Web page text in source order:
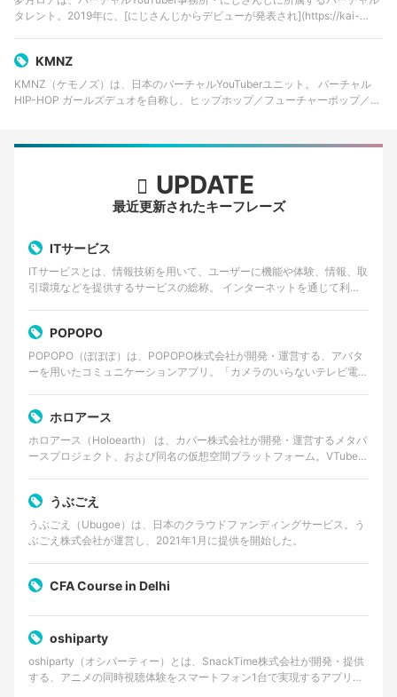
タレント。2019年に、[にじさんじからデビューが発表され](https://kai-
KMNZ
KMNZ（ケモノズ）は、日本のバーチャルYouTuberユニット。 バーチャル
HIP-HOP ガールズデュオを自称し、ヒップホップ／フューチャーポップ／ラ
UPDATE
最近更新されたキーフレーズ
ITサービス
ITサービスとは、情報技術を用いて、ユーザーに機能や体験、情報、取
引環境などを提供するサービスの総称。 インターネットを通じて利用
POPOPO
POPOPO（ぽぽぽ）は、POPOPO株式会社が開発・運営する、アバタ
ーを用いたコミュニケーションアプリ。「カメラのいらないテレビ電
ホロアース
ホロアース（Holoearth） は、カバー株式会社が開発・運営するメタバ
ースプロジェクト、および同名の仮想空間プラットフォーム。VTuber
うぶごえ
うぶごえ（Ubugoe）は、日本のクラウドファンディングサービス。う
ぶごえ株式会社が運営し、2021年1月に提供を開始した。
CFA Course in Delhi
oshiparty
oshiparty（オシパーティー）とは、SnackTime株式会社が開発・提供
する、アニメの同時視聴体験をスマートフォン1台で実現するアプリケ